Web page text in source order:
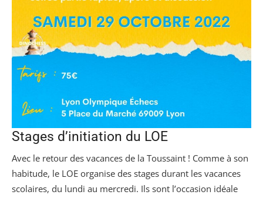
Stages d’initiation du LOE
Avec le retour des vacances de la Toussaint ! Comme à son
habitude, le LOE organise des stages durant les vacances
scolaires, du lundi au mercredi. Ils sont l’occasion idéale